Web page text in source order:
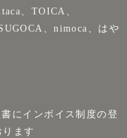
、TOICA、
、nimoca、はや
にインボイス制度の登
ます